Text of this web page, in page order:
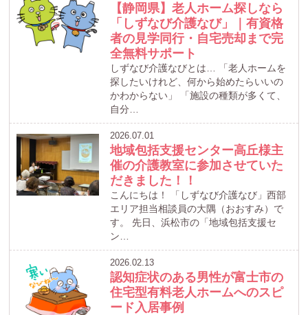
【静岡県】老人ホーム探しなら
「しずなび介護なび」｜有資格
者の見学同行・自宅売却まで完
全無料サポート
しずなび介護なびとは… 「老人ホームを
探したいけれど、何から始めたらいいの
かわからない」 「施設の種類が多くて、
自分…
2026.07.01
地域包括支援センター高丘様主
催の介護教室に参加させていた
だきました！！
こんにちは！ 「しずなび介護なび」西部
エリア担当相談員の大隅（おおすみ）で
す。 先日、浜松市の「地域包括支援セ
ン…
2026.02.13
認知症状のある男性が富士市の
住宅型有料老人ホームへのスピ
ード入居事例